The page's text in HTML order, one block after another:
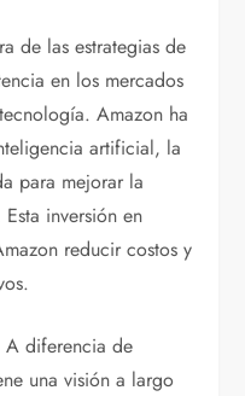
de las estrategias de
en los mercados
Amazon ha
artificial, la
para mejorar la
inversión en
reducir costos y
A diferencia de
una visión a largo